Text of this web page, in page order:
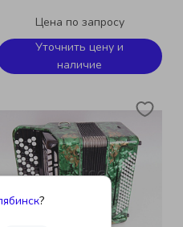
?
Цена по запросу
Уточнить цену и
наличие